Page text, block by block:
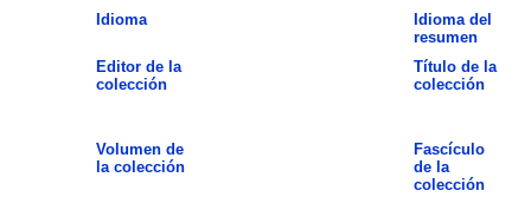
Idioma
Idioma del
resumen
Editor de la
colección
Título de la
colección
Volumen de
la colección
Fascículo
de la
colección